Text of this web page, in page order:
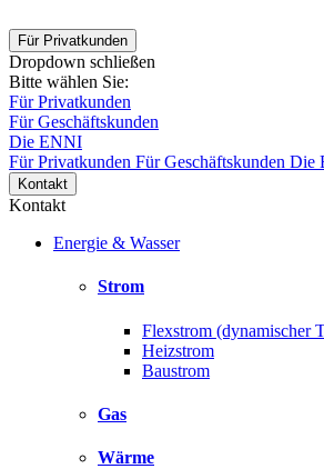
Für Privatkunden
Dropdown schließen
Bitte wählen Sie:
Für Privatkunden
Für Geschäftskunden
Die ENNI
Für Privatkunden Für Geschäftskunden Die
Kontakt
Kontakt
Energie & Wasser
Strom
Flexstrom (dynamischer
Heizstrom
Baustrom
Gas
Wärme